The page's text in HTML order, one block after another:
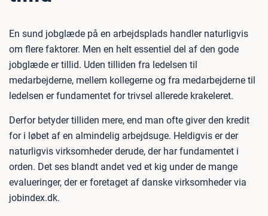
En sund jobglæde på en arbejdsplads handler naturligvis
om flere faktorer. Men en helt essentiel del af den gode
jobglæde er tillid. Uden tilliden fra ledelsen til
medarbejderne, mellem kollegerne og fra medarbejderne til
ledelsen er fundamentet for trivsel allerede krakeleret.
Derfor betyder tilliden mere, end man ofte giver den kredit
for i løbet af en almindelig arbejdsuge. Heldigvis er der
naturligvis virksomheder derude, der har fundamentet i
orden. Det ses blandt andet ved et kig under de mange
evalueringer, der er foretaget af danske virksomheder via
jobindex.dk.